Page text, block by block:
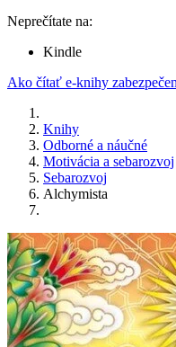
Neprečítate na:
Kindle
Ako čítať e-knihy
Knihy
Odborné a náučné
Motivácia a sebarozvoj
Sebarozvoj
Alchymista